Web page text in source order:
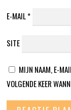
E-MAIL*
SITE
MIJN NAAM, E-
VOLGENDE KEER